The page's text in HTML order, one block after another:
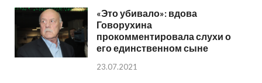
«Это убивало»: вдова
Говорухина
прокомментировала слухи о
его единственном сыне
23.07.2021